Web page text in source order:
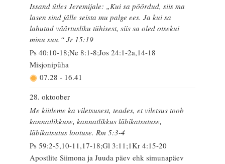
Issand ütles Jeremijale: „Kui sa pöördud, siis ma
lasen sind jälle seista mu palge ees. Ja kui sa
lahutad väärtusliku tühisest, siis sa oled otsekui
minu suu.“ Jr 15:19
Ps 40:10-18;Ne 8:1-8;Jos 24:1-2a,14-18
Misjonipüha
07.28 - 16.41
28. oktoober
Me kiitleme ka viletsusest, teades, et viletsus toob
kannatlikkuse, kannatlikkus läbikatsutuse,
läbikatsutus lootuse. Rm 5:3-4
Ps 59:2-5,10-11,17-18;Gl 3:11;1Kr 4:15-20
Apostlite Siimona ja Juuda päev ehk simunapäev